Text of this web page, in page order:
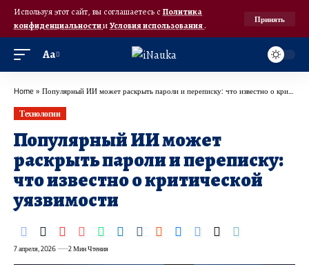
Используя этот сайт, вы соглашаетесь с Политика
конфиденциальностииУсловия использования.
Принять
Аа
Home » Популярный ИИ может раскрыть пароли и переписку: что известно о критической уязвимости
Технологии
Популярный ИИ может
раскрыть пароли и переписку:
что известно о критической
уязвимости
7 апреля, 2026 2 Мин Чтения